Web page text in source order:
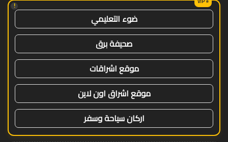
!
ضوء التعليمي
صحيفة برق
موقع اشراقات
موقع اشراق اون لاين
اركان سياحة وسفر